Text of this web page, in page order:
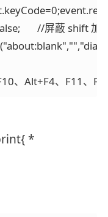
//屏蔽
*